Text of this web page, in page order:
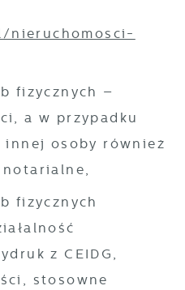
fizycznych –
a w przypadku
innej osoby również
notarialne,
fizycznych
z CEIDG,
stosowne